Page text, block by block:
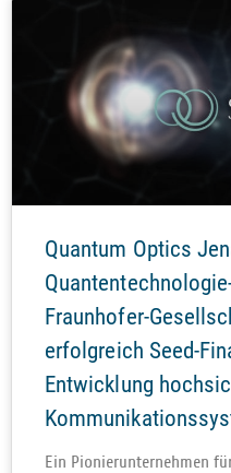
Quantum Optics
Fraunhofer-
erfolgreich Seed-
Entwicklung
Ein Pio­nier­un­ter­neh­men